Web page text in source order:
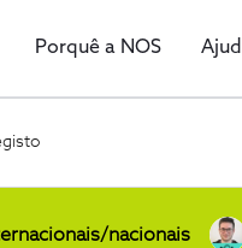
Porquê a NOS
nacionais